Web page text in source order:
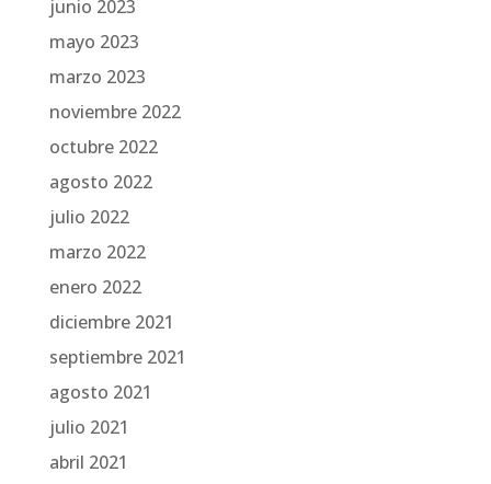
junio 2023
mayo 2023
marzo 2023
noviembre 2022
octubre 2022
agosto 2022
julio 2022
marzo 2022
enero 2022
diciembre 2021
septiembre 2021
agosto 2021
julio 2021
abril 2021